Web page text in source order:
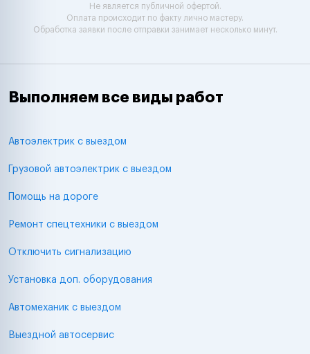
Не является публичной офертой.
Оплата происходит по факту лично мастеру.
Обработка заявки после отправки занимает несколько минут.
Выполняем все виды работ
Автоэлектрик с выездом
Грузовой автоэлектрик с выездом
Помощь на дороге
Ремонт спецтехники с выездом
Отключить сигнализацию
Установка доп. оборудования
Автомеханик с выездом
Выездной автосервис